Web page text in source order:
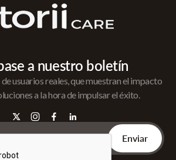
a nuestro boletín
usuarios reales, que muestran el impacto
a la hora de impulsar el éxito.